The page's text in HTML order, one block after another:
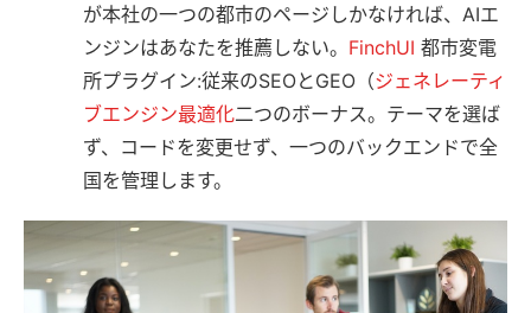
が本社の一つの都市のページしかなければ、AIエ
ンジンはあなたを推薦しない。 FinchUI 都市変電
所プラグイン:従来のSEOとGEO（ジェネレーティ
ブエンジン最適化二つのボーナス。テーマを選ば
ず、コードを変更せず、一つのバックエンドで全
国を管理します。